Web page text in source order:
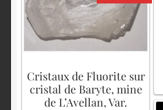
Cristaux de Fluorite sur
cristal de Baryte, mine
de L’Avellan, Var.